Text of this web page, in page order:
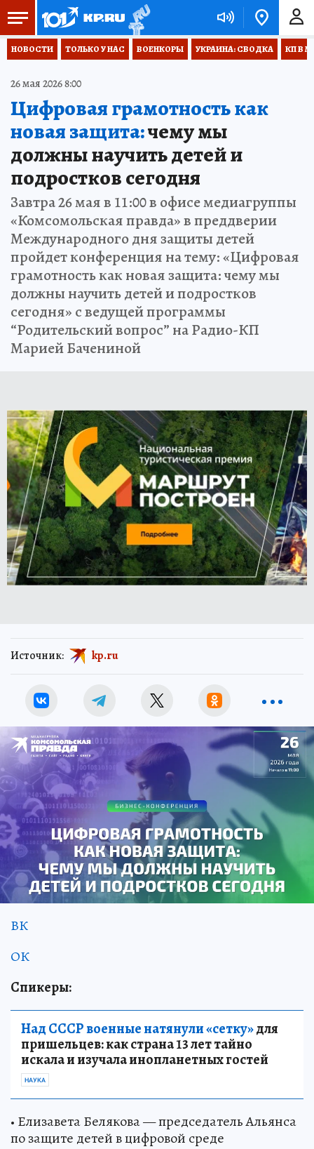
НОВОСТИ ТОЛЬКО У НАС ВОЕНКОРЫ УКРАИНА: СВОДКА КП В
26 мая 2026 8:00
Цифровая грамотность как
новая защита:чему мы
должны научить детей и
подростков сегодня
Завтра 26 мая в 11:00 в офисе медиагруппы
«Комсомольская правда» в преддверии
Международного дня защиты детей
пройдет конференция на тему: «Цифровая
грамотность как новая защита: чему мы
должны научить детей и подростков
сегодня» с ведущей программы
“Родительский вопрос” на Радио-КП
Марией Бачениной
Источник: kp.ru
ВК
ОК
Спикеры:
Над СССР военные натянули «сетку»для
пришельцев: как страна 13 лет тайно
искала и изучала инопланетных гостей
НАУКА
• Елизавета Белякова — председатель Альянса
по защите детей в цифровой среде